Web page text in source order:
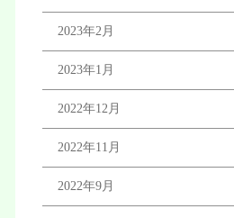
2023年2月
2023年1月
2022年12月
2022年11月
2022年9月